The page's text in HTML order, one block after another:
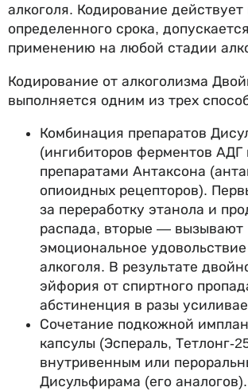
алкоголя. Кодирование действует
определенного срока,
применению на любой стадии
Кодирование от алкоголизма
выполняется одним из трех
Комбинация препаратов
(ингибиторов ферментов
препаратами Антаксона
опиоидных рецепторов).
за переработку этанола и
распада, вторые — вызывают
эмоциональное
алкоголя. В результате
эйфория от спиртного
абстиненция в разы
Сочетание подкожной
капсулы (Эспераль, Тетлонг-
внутривенным или
Дисульфирама (его